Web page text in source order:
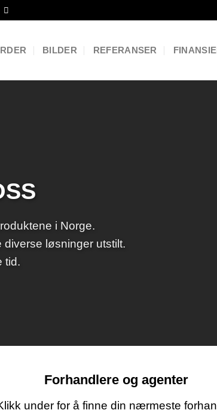
BILDER REFERANSER
i Norge.
løsninger utstilt.
tid.
Forhandlere og agenter
under for å finne din nærmeste